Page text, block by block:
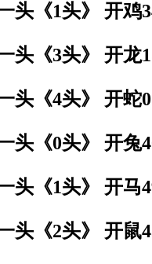
头《1头》 开鸡
头《3头》 开龙
头《4头》 开蛇
头《0头》 开兔
头《1头》 开马
头《2头》 开鼠